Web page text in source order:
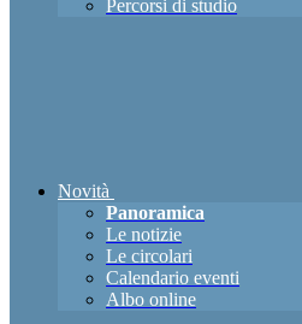
Percorsi di studio
Novità
Panoramica
Le notizie
Le circolari
Calendario eventi
Albo online